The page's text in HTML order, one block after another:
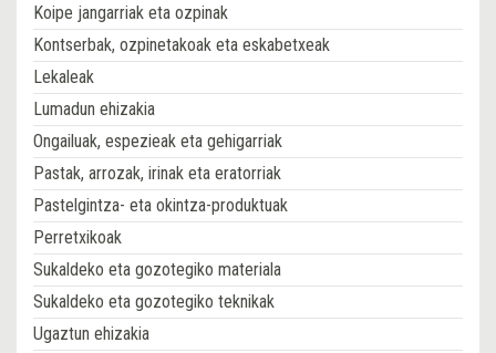
Koipe jangarriak eta ozpinak
Kontserbak, ozpinetakoak eta eskabetxeak
Lekaleak
Lumadun ehizakia
Ongailuak, espezieak eta gehigarriak
Pastak, arrozak, irinak eta eratorriak
Pastelgintza- eta okintza-produktuak
Perretxikoak
Sukaldeko eta gozotegiko materiala
Sukaldeko eta gozotegiko teknikak
Ugaztun ehizakia